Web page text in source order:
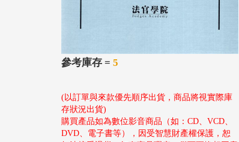
參考庫存 = 5
(以訂單與來款優先順序出貨，商品將視實際庫
存狀況出貨)
購買產品如為數位影音商品（如：CD、VCD、
DVD、電子書等），因受智慧財產權保護，恕